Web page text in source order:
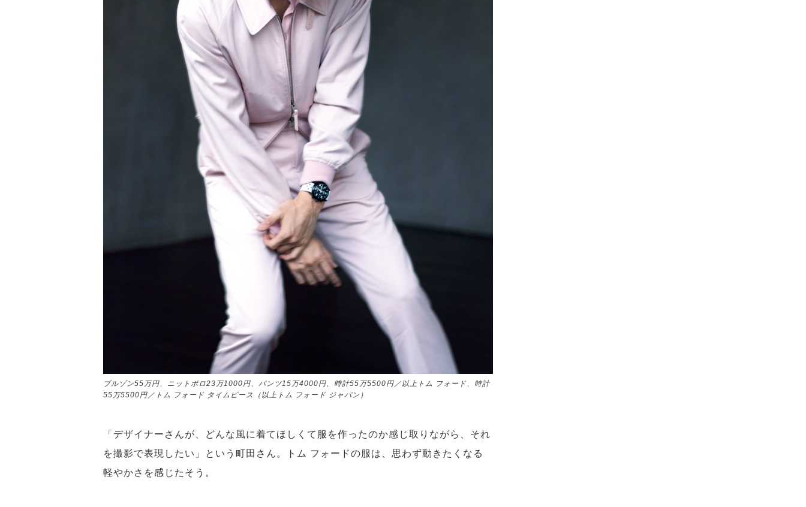
ブルゾン55万円、ニットポロ23万1000円、パンツ15万4000円、時計55万5500円／以上トム フォード、時計
55万5500円／トム フォード タイムピース（以上トム フォード ジャパン）
「デザイナーさんが、どんな風に着てほしくて服を作ったのか感じ取りながら、それ
を撮影で表現したい」という町田さん。トム フォードの服は、思わず動きたくなる
軽やかさを感じたそう。